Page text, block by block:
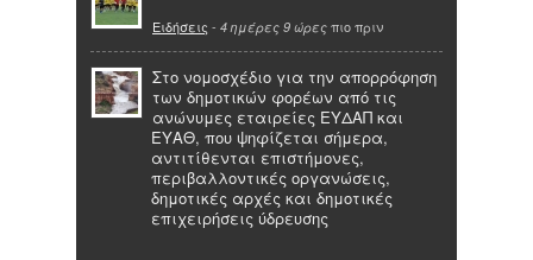
Ειδήσεις - 4 ημέρες 9 ώρες πιο πριν
Στο νομοσχέδιο για την απορρόφηση
των δημοτικών φορέων από τις
ανώνυμες εταιρείες ΕΥΔΑΠ και
ΕΥΑΘ, που ψηφίζεται σήμερα,
αντιτίθενται επιστήμονες,
περιβαλλοντικές οργανώσεις,
δημοτικές αρχές και δημοτικές
επιχειρήσεις ύδρευσης